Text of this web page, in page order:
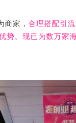
商家， 合理搭配引
势。现已为数万家